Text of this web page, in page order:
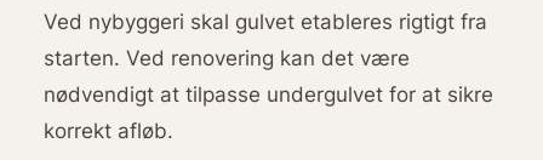
Ved nybyggeri skal gulvet etableres rigtigt fra
starten. Ved renovering kan det være
nødvendigt at tilpasse undergulvet for at sikre
korrekt afløb.